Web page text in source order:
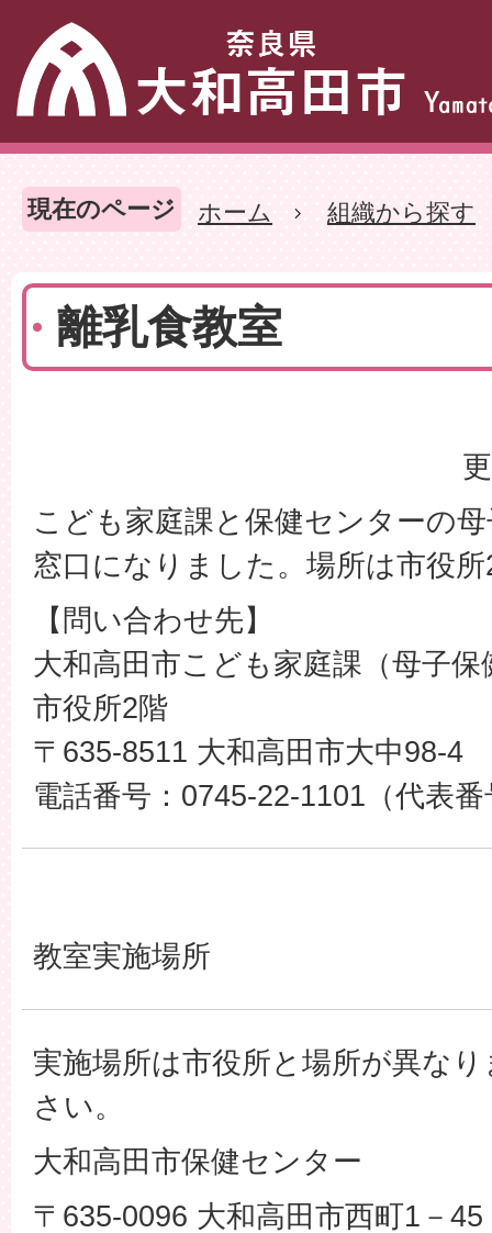
現在のページ ホーム 組織から探す
離乳食教室
こども家庭課と保健センターの
窓口になりました。場所は市役
【問い合わせ先】
大和高田市こども家庭課（母子保
市役所2階
〒635-8511 大和高田市大中98-4
電話番号：0745-22-1101（代表番
教室実施場所
実施場所は市役所と場所が異な
さい。
大和高田市保健センター
〒635-0096 大和高田市西町1－45